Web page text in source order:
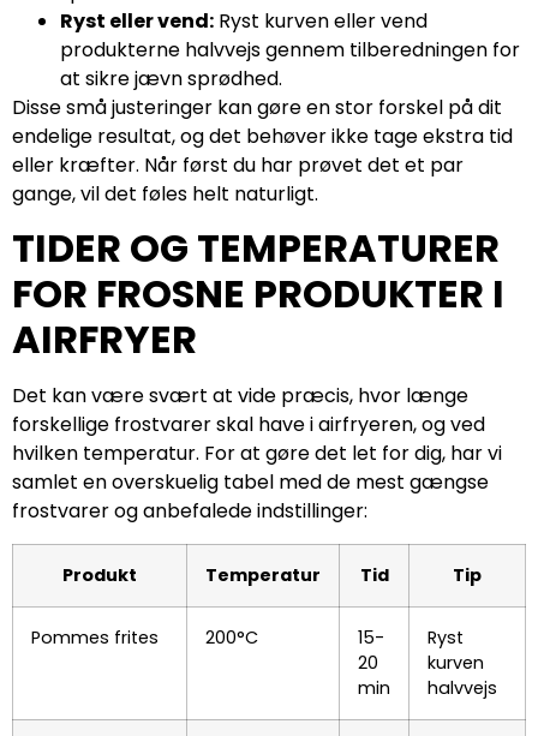
Ryst eller vend: Ryst kurven eller vend
produkterne halvvejs gennem tilberedningen for
at sikre jævn sprødhed.
Disse små justeringer kan gøre en stor forskel på dit
endelige resultat, og det behøver ikke tage ekstra tid
eller kræfter. Når først du har prøvet det et par
gange, vil det føles helt naturligt.
TIDER OG TEMPERATURER
FOR FROSNE PRODUKTER I
AIRFRYER
Det kan være svært at vide præcis, hvor længe
forskellige frostvarer skal have i airfryeren, og ved
hvilken temperatur. For at gøre det let for dig, har vi
samlet en overskuelig tabel med de mest gængse
frostvarer og anbefalede indstillinger:
Produkt Temperatur Tid Tip
Pommes frites 200°C
15-
20
min
Ryst
kurven
halvvejs